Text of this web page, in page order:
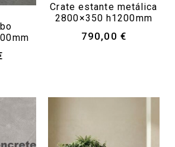
Crate estante metálica
2800×350 h1200mm
790,00 €